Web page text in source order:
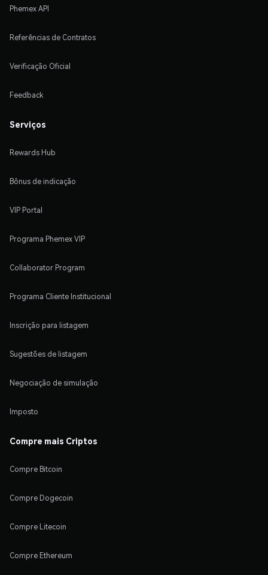
Phemex API
Referências de Contratos
Verificação Oficial
Feedback
Serviços
Rewards Hub
Bônus de indicação
VIP Portal
Programa Phemex VIP
Collaborator Program
Programa Cliente Institucional
Inscrição para listagem
Sugestões de listagem
Negociação de simulação
Imposto
Compre mais Criptos
Compre Bitcoin
Compre Dogecoin
Compre Litecoin
Compre Ethereum